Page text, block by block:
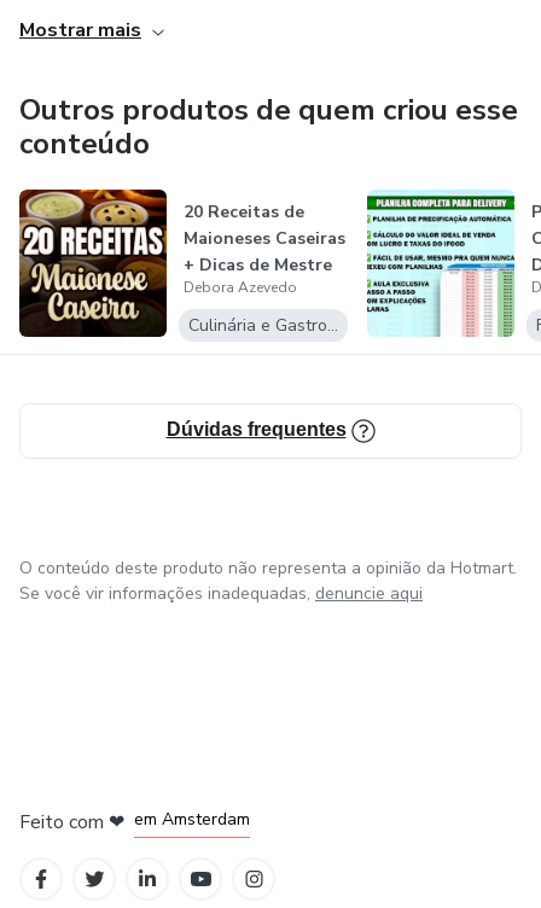
Mostrar mais
Outros produtos de quem criou esse
conteúdo
20 Receitas de
Maioneses Caseiras
+ Dicas de Mestre
Debora Azevedo
Culinária e Gastronomia
Dúvidas frequentes
O conteúdo deste produto não representa a opinião da Hotmart.
Se você vir informações inadequadas, denuncie aqui
Feito com ❤ em Amsterdam